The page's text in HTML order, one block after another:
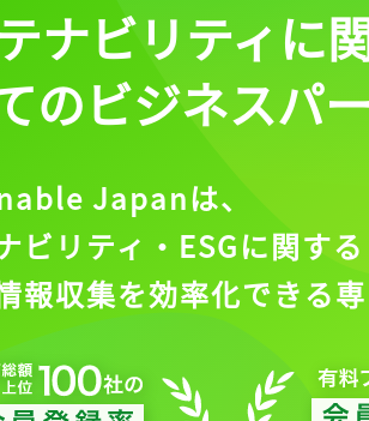
ナビリティに
のビジネスパ
Japanは、
ビリティ・ESGに関する
報収集を効率化できる